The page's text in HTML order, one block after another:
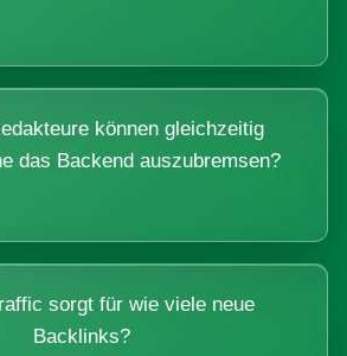
können gleichzeitig
das Backend auszubremsen?
sorgt für wie viele neue
Backlinks?